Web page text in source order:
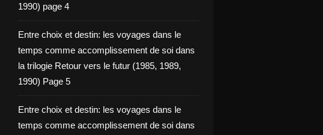
1990) page 4
Entre choix et destin: les voyages dans le
temps comme accomplissement de soi dans
la trilogie Retour vers le futur (1985, 1989,
1990) Page 5
Entre choix et destin: les voyages dans le
temps comme accomplissement de soi dans